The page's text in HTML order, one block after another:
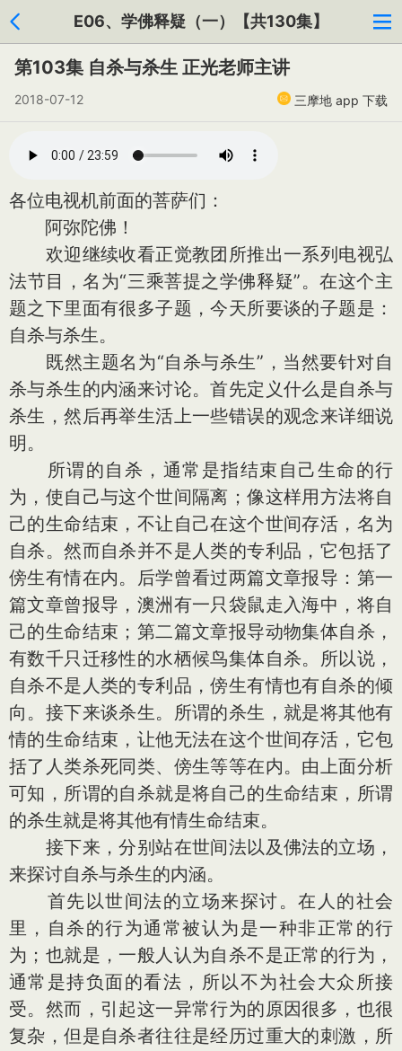
E06、学佛释疑（一）【共130集】
第103集 自杀与杀生 正光老师主讲
2018-07-12 三摩地 app 下载
各位电视机前面的菩萨们：
阿弥陀佛！
欢迎继续收看正觉教团所推出一系列电视弘
法节目，名为“三乘菩提之学佛释疑”。在这个主
题之下里面有很多子题，今天所要谈的子题是：
自杀与杀生。
既然主题名为“自杀与杀生”，当然要针对自
杀与杀生的内涵来讨论。首先定义什么是自杀与
杀生，然后再举生活上一些错误的观念来详细说
明。
所谓的自杀，通常是指结束自己生命的行
为，使自己与这个世间隔离；像这样用方法将自
己的生命结束，不让自己在这个世间存活，名为
自杀。然而自杀并不是人类的专利品，它包括了
傍生有情在内。后学曾看过两篇文章报导：第一
篇文章曾报导，澳洲有一只袋鼠走入海中，将自
己的生命结束；第二篇文章报导动物集体自杀，
有数千只迁移性的水栖候鸟集体自杀。所以说，
自杀不是人类的专利品，傍生有情也有自杀的倾
向。接下来谈杀生。所谓的杀生，就是将其他有
情的生命结束，让他无法在这个世间存活，它包
括了人类杀死同类、傍生等等在内。由上面分析
可知，所谓的自杀就是将自己的生命结束，所谓
的杀生就是将其他有情生命结束。
接下来，分别站在世间法以及佛法的立场，
来探讨自杀与杀生的内涵。
首先以世间法的立场来探讨。在人的社会
里，自杀的行为通常被认为是一种非正常的行
为；也就是，一般人认为自杀不是正常的行为，
通常是持负面的看法，所以不为社会大众所接
受。然而，引起这一异常行为的原因很多，也很
复杂，但是自杀者往往是经历过重大的刺激，所